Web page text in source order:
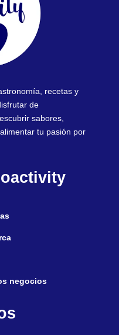
recetas y
de
sabores,
tu pasión por
negocios